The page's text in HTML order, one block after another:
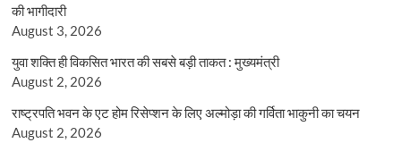
की भागीदारी
August 3, 2026
युवा शक्ति ही विकसित भारत की सबसे बड़ी ताकत : मुख्यमंत्री
August 2, 2026
राष्ट्रपति भवन के एट होम रिसेप्शन के लिए अल्मोड़ा की गर्विता भाकुनी का चयन
August 2, 2026